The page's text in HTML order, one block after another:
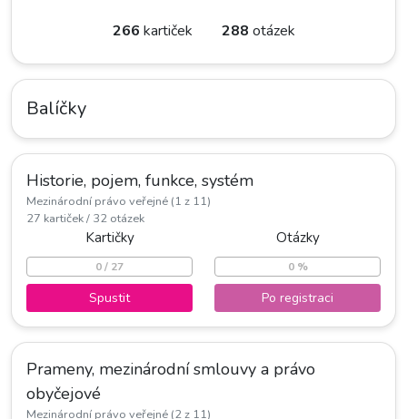
266 kartiček 288 otázek
Balíčky
Historie, pojem, funkce, systém
Mezinárodní právo veřejné (1 z 11)
27 kartiček / 32 otázek
Kartičky
0 / 27
Spustit
Otázky
0 %
Po registraci
Prameny, mezinárodní smlouvy a právo
obyčejové
Mezinárodní právo veřejné (2 z 11)